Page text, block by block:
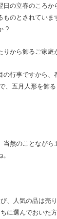
日の立春のころか
ものとされていま
か ?
から飾るご家庭
行事ですから、
、五月人形を飾
当然のことながら
、人気の品は売
に選んでおいた方